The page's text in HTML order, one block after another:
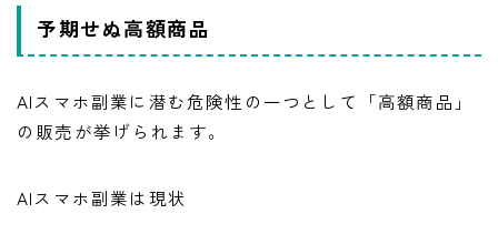
予期せぬ高額商品
AIスマホ副業に潜む危険性の一つとして「高額商品」
の販売が挙げられます。
AIスマホ副業は現状